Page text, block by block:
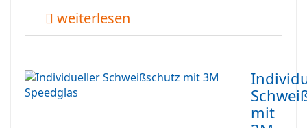
weiterlesen
mit